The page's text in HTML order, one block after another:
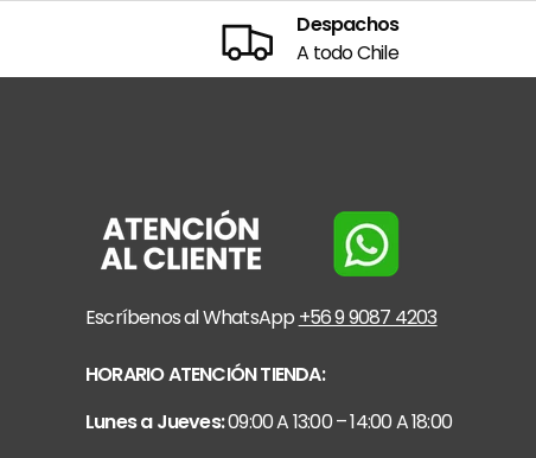
Despachos
A todo Chile
Escríbenos al WhatsApp +56 9 9087 4203
HORARIO ATENCIÓN TIENDA:
Lunes a Jueves:09:00 A 13:00 – 14:00 A 18:00